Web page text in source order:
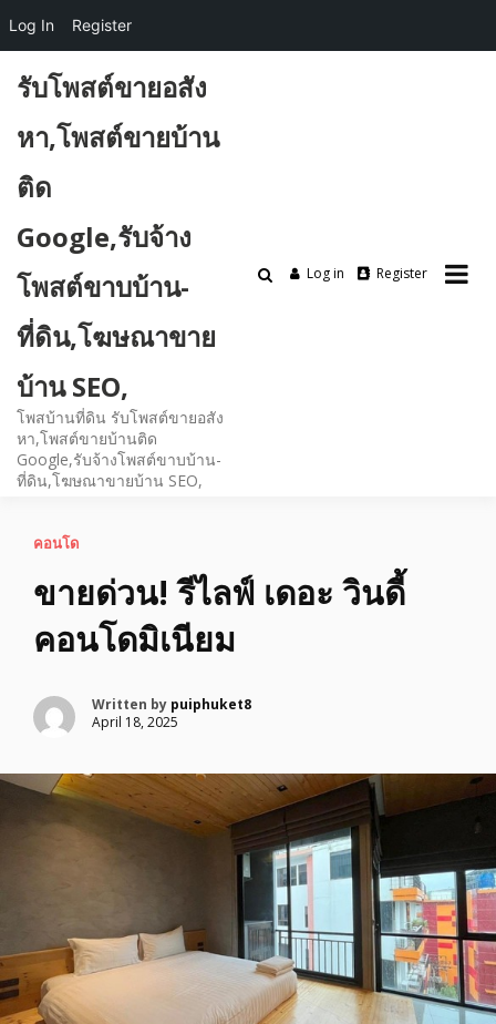
content
รับโพสต์ขายอสัง
หา,โพสต์ขายบ้าน
ติด
Google,รับจ้าง
โพสต์ขาบบ้าน-
ที่ดิน,โฆษณาขาย
บ้าน SEO,
โพสบ้านที่ดิน รับโพสต์ขายอสัง
หา,โพสต์ขายบ้านติด
Google,รับจ้างโพสต์ขาบบ้าน-
ที่ดิน,โฆษณาขายบ้าน SEO,
Log in Register
คอนโด
ขายด่วน! รีไลฟ์ เดอะ วินดี้
คอนโดมิเนียม
Written by puiphuket8
April 18, 2025
Log In Register